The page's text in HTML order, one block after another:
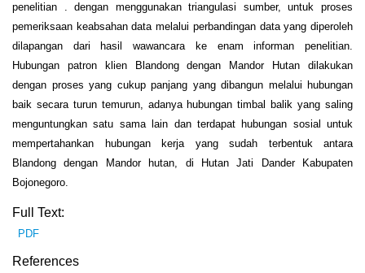
penelitian . dengan menggunakan triangulasi sumber, untuk proses
pemeriksaan keabsahan data melalui perbandingan data yang diperoleh
dilapangan dari hasil wawancara ke enam informan penelitian.
Hubungan patron klien Blandong dengan Mandor Hutan dilakukan
dengan proses yang cukup panjang yang dibangun melalui hubungan
baik secara turun temurun, adanya hubungan timbal balik yang saling
menguntungkan satu sama lain dan terdapat hubungan sosial untuk
mempertahankan hubungan kerja yang sudah terbentuk antara
Blandong dengan Mandor hutan, di Hutan Jati Dander Kabupaten
Bojonegoro.
Full Text:
PDF
References